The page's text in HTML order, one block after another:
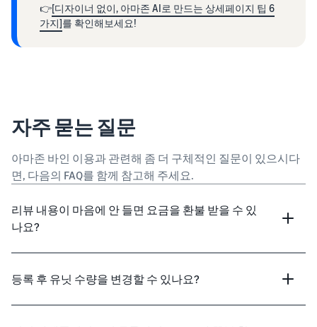
👉[디자이너 없이, 아마존 AI로 만드는 상세페이지 팁 6
가지]를 확인해보세요!
자주 묻는 질문
아마존 바인 이용과 관련해 좀 더 구체적인 질문이 있으시다
면, 다음의 FAQ를 함께 참고해 주세요.
리뷰 내용이 마음에 안 들면 요금을 환불 받을 수 있
나요?
등록 후 유닛 수량을 변경할 수 있나요?